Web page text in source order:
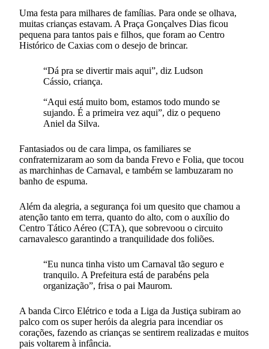
Uma festa para milhares de famílias. Para onde se olhava,
muitas crianças estavam. A Praça Gonçalves Dias ficou
pequena para tantos pais e filhos, que foram ao Centro
Histórico de Caxias com o desejo de brincar.
“Dá pra se divertir mais aqui”, diz Ludson
Cássio, criança.
“Aqui está muito bom, estamos todo mundo se
sujando. É a primeira vez aqui”, diz o pequeno
Aniel da Silva.
Fantasiados ou de cara limpa, os familiares se
confraternizaram ao som da banda Frevo e Folia, que tocou
as marchinhas de Carnaval, e também se lambuzaram no
banho de espuma.
Além da alegria, a segurança foi um quesito que chamou a
atenção tanto em terra, quanto do alto, com o auxílio do
Centro Tático Aéreo (CTA), que sobrevoou o circuito
carnavalesco garantindo a tranquilidade dos foliões.
“Eu nunca tinha visto um Carnaval tão seguro e
tranquilo. A Prefeitura está de parabéns pela
organização”, frisa o pai Maurom.
A banda Circo Elétrico e toda a Liga da Justiça subiram ao
palco com os super heróis da alegria para incendiar os
corações, fazendo as crianças se sentirem realizadas e muitos
pais voltarem à infância.